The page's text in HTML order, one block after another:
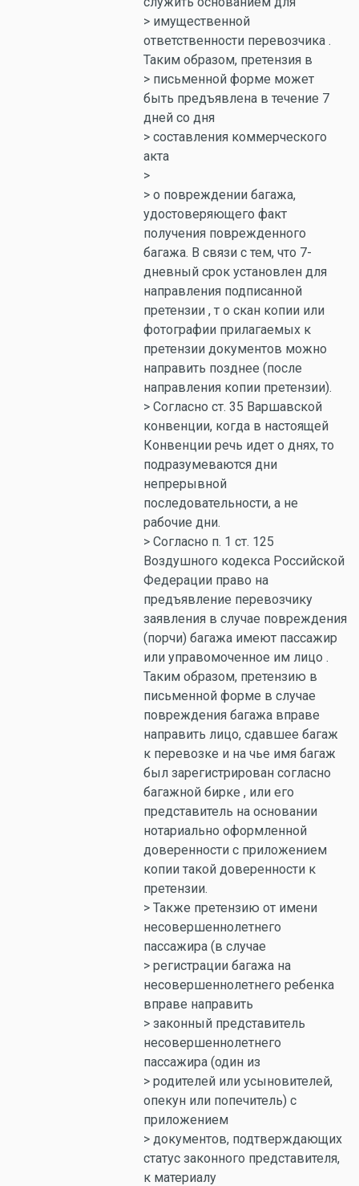
> имущественной
ответственности перевозчика .
Таким образом, претензия в
> письменной форме может
быть предъявлена в течение 7
дней со дня
> составления коммерческого
акта
>
> о повреждении багажа,
удостоверяющего факт
получения поврежденного
багажа. В связи с тем, что 7-
дневный срок установлен для
направления подписанной
претензии , т о скан копии или
фотографии прилагаемых к
претензии документов можно
направить позднее (после
направления копии претензии).
> Согласно ст. 35 Варшавской
конвенции, когда в настоящей
Конвенции речь идет о днях, то
подразумеваются дни
непрерывной
последовательности, а не
рабочие дни.
> Согласно п. 1 ст. 125
Воздушного кодекса Российской
Федерации право на
предъявление перевозчику
заявления в случае повреждения
(порчи) багажа имеют пассажир
или управомоченное им лицо .
Таким образом, претензию в
письменной форме в случае
повреждения багажа вправе
направить лицо, сдавшее багаж
к перевозке и на чье имя багаж
был зарегистрирован согласно
багажной бирке , или его
представитель на основании
нотариально оформленной
доверенности с приложением
копии такой доверенности к
претензии.
> Также претензию от имени
несовершеннолетнего
пассажира (в случае
> регистрации багажа на
несовершеннолетнего ребенка
вправе направить
> законный представитель
несовершеннолетнего
пассажира (один из
> родителей или усыновителей,
опекун или попечитель) с
приложением
> документов, подтверждающих
статус законного представителя,
к материалу